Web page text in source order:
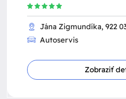
Jána Zigmundíka, 922
Autoservis
Zobraziť